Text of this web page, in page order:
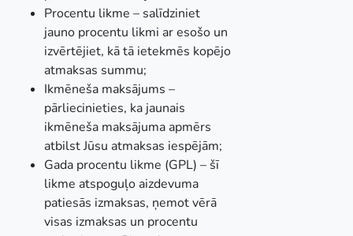
Procentu likme – salīdziniet
jauno procentu likmi ar esošo un
izvērtējiet, kā tā ietekmēs kopējo
atmaksas summu;
Ikmēneša maksājums –
pārliecinieties, ka jaunais
ikmēneša maksājuma apmērs
atbilst Jūsu atmaksas iespējām;
Gada procentu likme (GPL) – šī
likme atspoguļo aizdevuma
patiesās izmaksas, ņemot vērā
visas izmaksas un procentu